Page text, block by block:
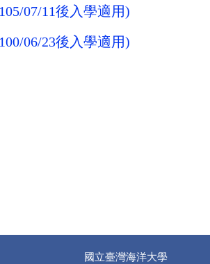
07/11後入學適用)
06/23後入學適用)
國立臺灣海洋大學